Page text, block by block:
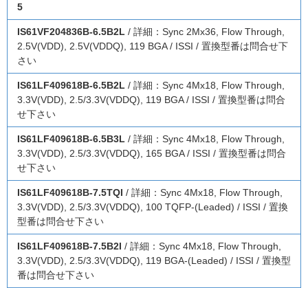
5
IS61VF204836B-6.5B2L / 詳細：Sync 2Mx36, Flow Through,
2.5V(VDD), 2.5V(VDDQ), 119 BGA / ISSI / 置換型番は問合せ下
さい
IS61LF409618B-6.5B2L / 詳細：Sync 4Mx18, Flow Through,
3.3V(VDD), 2.5/3.3V(VDDQ), 119 BGA / ISSI / 置換型番は問合
せ下さい
IS61LF409618B-6.5B3L / 詳細：Sync 4Mx18, Flow Through,
3.3V(VDD), 2.5/3.3V(VDDQ), 165 BGA / ISSI / 置換型番は問合
せ下さい
IS61LF409618B-7.5TQI / 詳細：Sync 4Mx18, Flow Through,
3.3V(VDD), 2.5/3.3V(VDDQ), 100 TQFP-(Leaded) / ISSI / 置換
型番は問合せ下さい
IS61LF409618B-7.5B2I / 詳細：Sync 4Mx18, Flow Through,
3.3V(VDD), 2.5/3.3V(VDDQ), 119 BGA-(Leaded) / ISSI / 置換型
番は問合せ下さい